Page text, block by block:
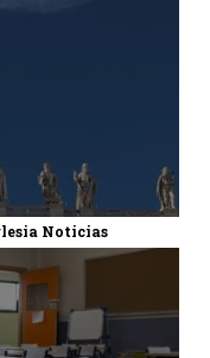
Noticias